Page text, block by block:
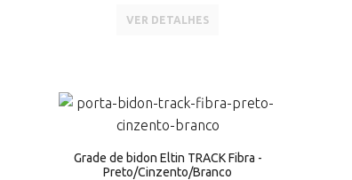
VER DETALHES
Grade de bidon Eltin TRACK Fibra -
Preto/Cinzento/Branco